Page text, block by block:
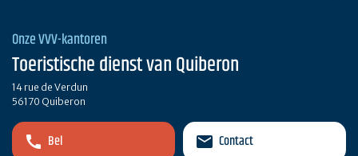
Onze VVV-kantoren
Toeristische dienst van Quiberon
14 rue de Verdun
56170 Quiberon
Bel Contact